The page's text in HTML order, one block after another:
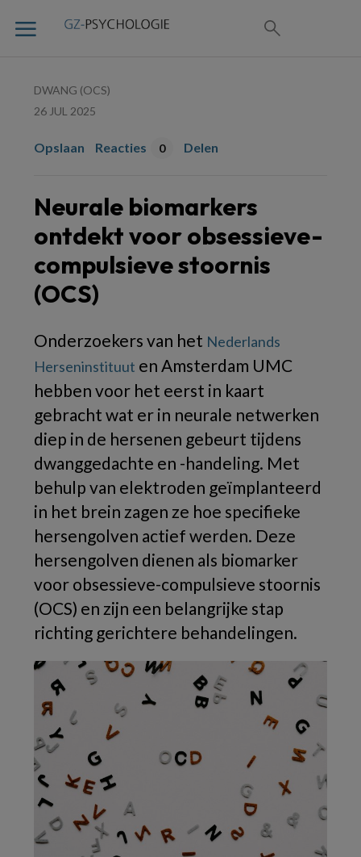
DWANG (OCS)
26 JUL 2025
Opslaan Reacties 0 Delen
Neurale biomarkers
ontdekt voor obsessieve-
compulsieve stoornis
(OCS)
Onderzoekers van het Nederlands
Herseninstituut en Amsterdam UMC
hebben voor het eerst in kaart
gebracht wat er in neurale netwerken
diep in de hersenen gebeurt tijdens
dwanggedachte en -handeling. Met
behulp van elektroden geïmplanteerd
in het brein zagen ze hoe specifieke
hersengolven actief werden. Deze
hersengolven dienen als biomarker
voor obsessieve-compulsieve stoornis
(OCS) en zijn een belangrijke stap
richting gerichtere behandelingen.